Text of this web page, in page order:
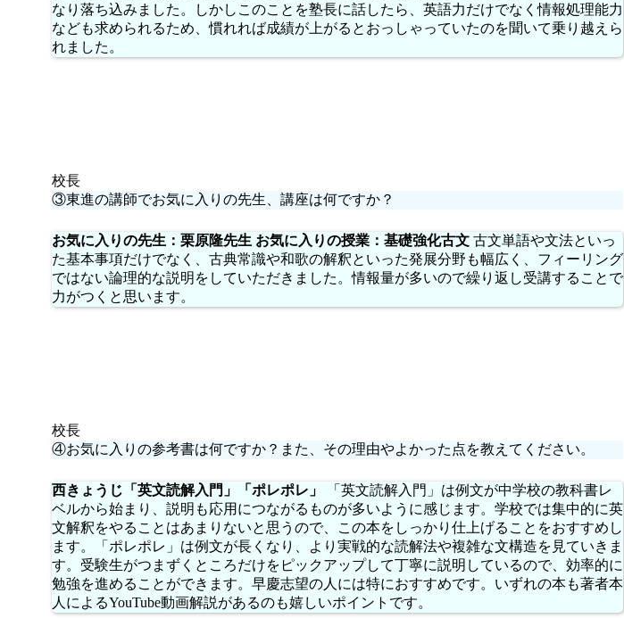
なり落ち込みました。しかしこのことを塾長に話したら、英語力だけでなく情報処理能力
なども求められるため、慣れれば成績が上がるとおっしゃっていたのを聞いて乗り越えら
れました。
校長
③東進の講師でお気に入りの先生、講座は何ですか？
お気に入りの先生：栗原隆先生 お気に入りの授業：基礎強化古文 古文単語や文法といっ
た基本事項だけでなく、古典常識や和歌の解釈といった発展分野も幅広く、フィーリング
ではない論理的な説明をしていただきました。情報量が多いので繰り返し受講することで
力がつくと思います。
校長
④お気に入りの参考書は何ですか？また、その理由やよかった点を教えてください。
西きょうじ「英文読解入門」「ポレポレ」
「英文読解入門」は例文が中学校の教科書レ
ベルから始まり、説明も応用につながるものが多いように感じます。学校では集中的に英
文解釈をやることはあまりないと思うので、この本をしっかり仕上げることをおすすめし
ます。「ポレポレ」は例文が長くなり、より実戦的な読解法や複雑な文構造を見ていきま
す。受験生がつまずくところだけをピックアップして丁寧に説明しているので、効率的に
勉強を進めることができます。早慶志望の人には特におすすめです。いずれの本も著者本
人によるYouTube動画解説があるのも嬉しいポイントです。